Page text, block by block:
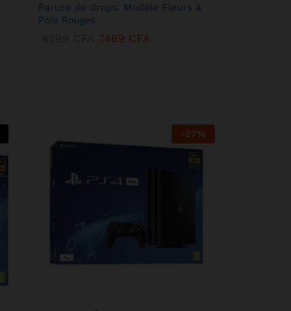
Parure de draps. Modèle Fleurs à
Pois Rouges
7469 CFA
-27%